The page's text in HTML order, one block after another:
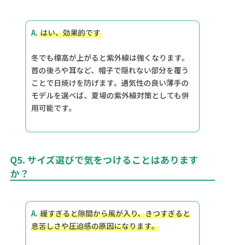
A. はい、効果的です
冬でも標高が上がると紫外線は強くなります。
首の後ろや耳など、帽子で隠れない部分を覆う
ことで日焼けを防げます。通気性の良い薄手の
モデルを選べば、夏場の紫外線対策としても併
用可能です。
Q5. サイズ選びで気をつけることはあります
か？
A. 緩すぎると隙間から風が入り、きつすぎると
息苦しさや圧迫感の原因になります。